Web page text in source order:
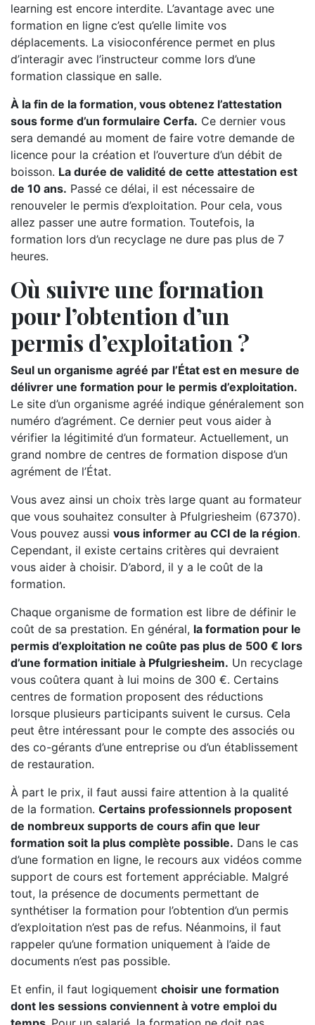
learning est encore interdite. L’avantage avec une
formation en ligne c’est qu’elle limite vos
déplacements. La visioconférence permet en plus
d’interagir avec l’instructeur comme lors d’une
formation classique en salle.
À la fin de la formation, vous obtenez l’attestation
sous forme d’un formulaire Cerfa. Ce dernier vous
sera demandé au moment de faire votre demande de
licence pour la création et l’ouverture d’un débit de
boisson. La durée de validité de cette attestation est
de 10 ans. Passé ce délai, il est nécessaire de
renouveler le permis d’exploitation. Pour cela, vous
allez passer une autre formation. Toutefois, la
formation lors d’un recyclage ne dure pas plus de 7
heures.
Où suivre une formation
pour l’obtention d’un
permis d’exploitation ?
Seul un organisme agréé par l’État est en mesure de
délivrer une formation pour le permis d’exploitation.
Le site d’un organisme agréé indique généralement son
numéro d’agrément. Ce dernier peut vous aider à
vérifier la légitimité d’un formateur. Actuellement, un
grand nombre de centres de formation dispose d’un
agrément de l’État.
Vous avez ainsi un choix très large quant au formateur
que vous souhaitez consulter à Pfulgriesheim (67370).
Vous pouvez aussi vous informer au CCI de la région.
Cependant, il existe certains critères qui devraient
vous aider à choisir. D’abord, il y a le coût de la
formation.
Chaque organisme de formation est libre de définir le
coût de sa prestation. En général, la formation pour le
permis d’exploitation ne coûte pas plus de 500 € lors
d’une formation initiale à Pfulgriesheim. Un recyclage
vous coûtera quant à lui moins de 300 €. Certains
centres de formation proposent des réductions
lorsque plusieurs participants suivent le cursus. Cela
peut être intéressant pour le compte des associés ou
des co-gérants d’une entreprise ou d’un établissement
de restauration.
À part le prix, il faut aussi faire attention à la qualité
de la formation. Certains professionnels proposent
de nombreux supports de cours afin que leur
formation soit la plus complète possible. Dans le cas
d’une formation en ligne, le recours aux vidéos comme
support de cours est fortement appréciable. Malgré
tout, la présence de documents permettant de
synthétiser la formation pour l’obtention d’un permis
d’exploitation n’est pas de refus. Néanmoins, il faut
rappeler qu’une formation uniquement à l’aide de
documents n’est pas possible.
Et enfin, il faut logiquement choisir une formation
dont les sessions conviennent à votre emploi du